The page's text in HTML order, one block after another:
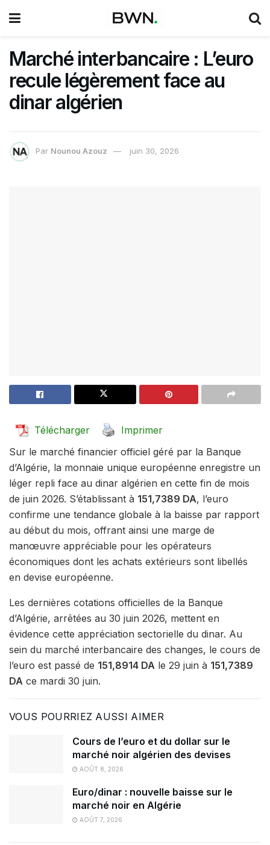
Marché interbancaire : L’euro
recule légèrement face au
dinar algérien
Par Nounou Azouz juin 30, 2026
Télécharger
Imprimer
Sur le marché financier officiel géré par la Banque
d’Algérie, la monnaie unique européenne enregistre un
léger repli face au dinar algérien en cette fin de mois
de juin 2026. S’établissant à 151,7389 DA, l’euro
confirme une tendance globale à la baisse par rapport
au début du mois, offrant ainsi une marge de
manœuvre appréciable pour les opérateurs
économiques dont les achats extérieurs sont libellés
en devise européenne.
Les dernières cotations officielles de la Banque
d’Algérie, arrêtées au 30 juin 2026, mettent en
évidence cette appréciation sectorielle du dinar. Au
sein du marché interbancaire des changes, le cours de
l’euro est passé de 151,8914 DA le 29 juin à 151,7389
DA ce mardi 30 juin.
VOUS POURRIEZ AUSSI AIMER
Cours de l’euro et du dollar sur le
marché noir algérien des devises
AOÛT 8, 2026
Euro/dinar : nouvelle baisse sur le
marché noir en Algérie
AOÛT 7, 2026